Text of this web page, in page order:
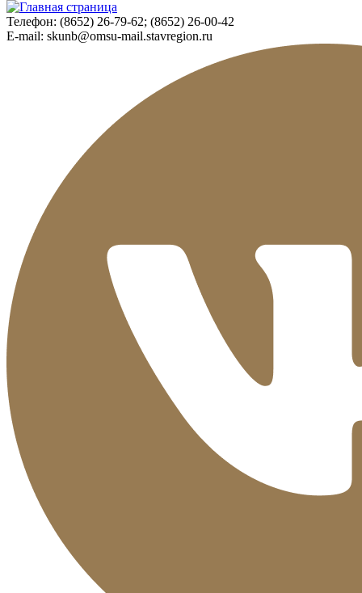
Телефон: (8652) 26-79-62; (8652) 26-00-42
E-mail: skunb@omsu-mail.stavregion.ru